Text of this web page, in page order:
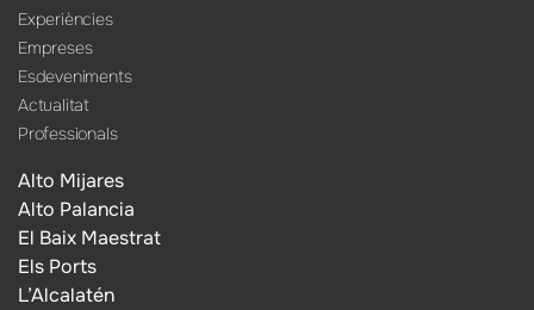
Experiències
Empreses
Esdeveniments
Actualitat
Professionals
Alto Mijares
Alto Palancia
El Baix Maestrat
Els Ports
L’Alcalatén